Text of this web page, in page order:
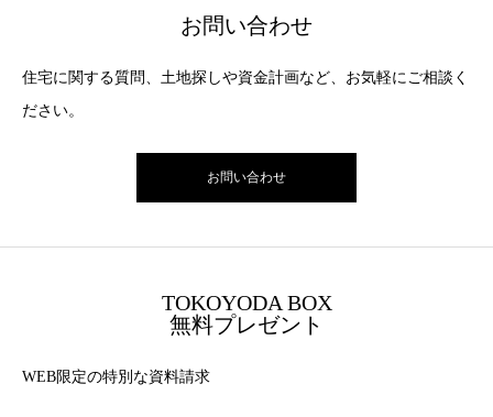
お問い合わせ
住宅に関する質問、土地探しや資金計画など、お気軽にご相談く
ださい。
お問い合わせ
TOKOYODA BOX
無料プレゼント
WEB限定の特別な資料請求